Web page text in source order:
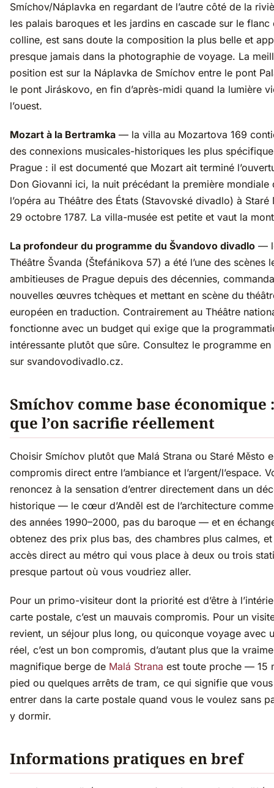
Smíchov/Náplavka en regardant de l’autre côté de la
les palais baroques et les jardins en cascade sur le flanc
colline, est sans doute la composition la plus belle et
presque jamais dans la photographie de voyage. La
position est sur la Náplavka de Smíchov entre le pont
le pont Jiráskovo, en fin d’après-midi quand la lumière
l’ouest.
Mozart à la Bertramka — la villa au Mozartova 169
des connexions musicales-historiques les plus
Prague : il est documenté que Mozart ait terminé
Don Giovanni ici, la nuit précédant la première mondiale
l’opéra au Théâtre des États (Stavovské divadlo) à Staré
29 octobre 1787. La villa-musée est petite et vaut la
La profondeur du programme du Švandovo divadlo —
Théâtre Švanda (Štefánikova 57) a été l’une des scènes
ambitieuses de Prague depuis des décennies,
nouvelles œuvres tchèques et mettant en scène du
européen en traduction. Contrairement au Théâtre
fonctionne avec un budget qui exige que la
intéressante plutôt que sûre. Consultez le programme en
sur svandovodivadlo.cz.
Smíchov comme base économique
que l’on sacrifie réellement
Choisir Smíchov plutôt que Malá Strana ou Staré Město
compromis direct entre l’ambiance et l’argent/l’espace.
renoncez à la sensation d’entrer directement dans un
historique — le cœur d’Anděl est de l’architecture
des années 1990–2000, pas du baroque — et en
obtenez des prix plus bas, des chambres plus calmes, et
accès direct au métro qui vous place à deux ou trois
presque partout où vous voudriez aller.
Pour un primo-visiteur dont la priorité est d’être à
carte postale, c’est un mauvais compromis. Pour un
revient, un séjour plus long, ou quiconque voyage avec
réel, c’est un bon compromis, d’autant plus que la
magnifique berge de Malá Strana est toute proche — 15
pied ou quelques arrêts de tram, ce qui signifie que
entrer dans la carte postale quand vous le voulez sans
y dormir.
Informations pratiques en bref